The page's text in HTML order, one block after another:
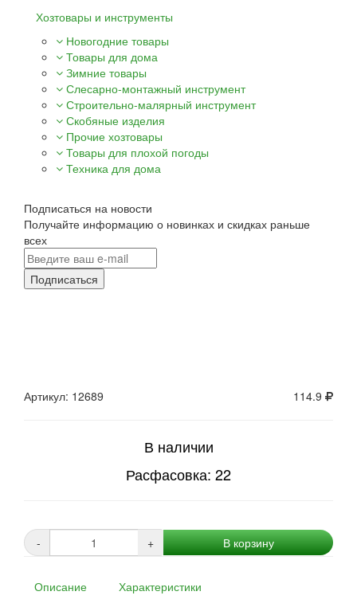
Хозтовары и инструменты
Новогодние товары
Товары для дома
Зимние товары
Слесарно-монтажный инструмент
Строительно-малярный инструмент
Скобяные изделия
Прочие хозтовары
Товары для плохой погоды
Техника для дома
Подписаться на новости
Получайте информацию о новинках и скидках раньше
всех
Подписаться
Артикул: 12689 114.9
В наличии
Расфасовка: 22
- + В корзину
Описание Характеристики